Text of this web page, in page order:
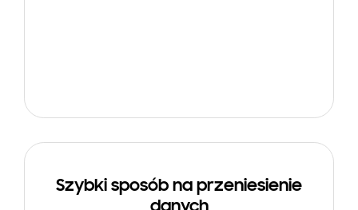
Szybki sposób na przeniesienie
danych